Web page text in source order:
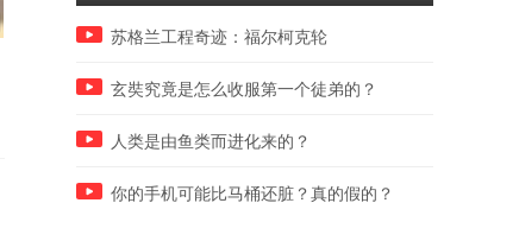
子合力救助，奈何能力有限效
屏幕竟在放这个，学校是懂
苏格兰工程奇迹：福尔柯克轮
玄奘究竟是怎么收服第一个徒弟的？
人类是由鱼类而进化来的？
你的手机可能比马桶还脏？真的假的？